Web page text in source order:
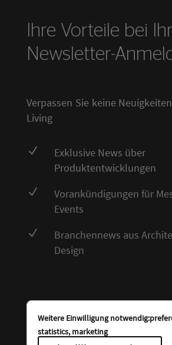
Ihre Vorteile bei
Newsletter-
Verpassen Sie keine
Living
N
Exklusive News über
Produktentwicklungen
N
Vorankündigungen für
Events
N
Branchennews aus
Design
Weitere Einwilligung
statistics, marketing